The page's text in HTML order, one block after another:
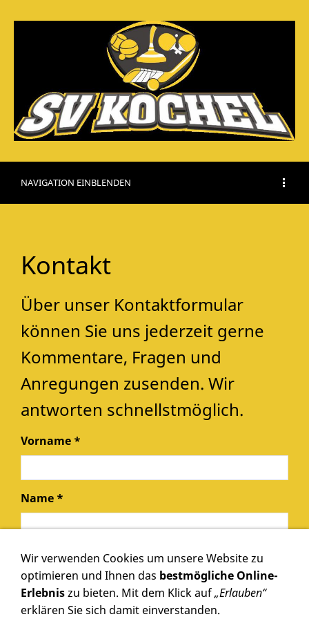
NAVIGATION EINBLENDEN
Kontakt
Über unser Kontaktformular
können Sie uns jederzeit gerne
Kommentare, Fragen und
Anregungen zusenden. Wir
antworten schnellstmöglich.
Vorname *
Name *
E-Mail
Text *
Wir verwenden Cookies um unsere Website zu
optimieren und Ihnen das bestmögliche Online-
Erlebniszu bieten. Mit dem Klick auf„Erlauben“
erklären Sie sich damit einverstanden.